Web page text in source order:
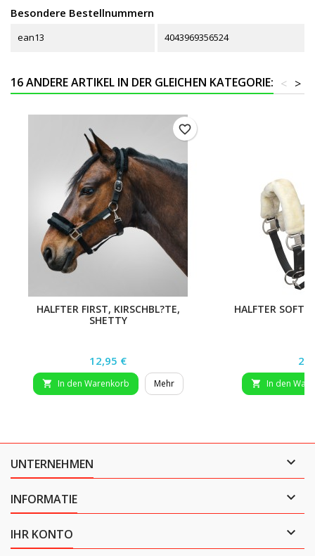
Besondere Bestellnummern
ean13 4043969356524
16 ANDERE ARTIKEL IN DER GLEICHEN KATEGORIE: >
<
HALFTER FIRST, KIRSCHBL?TE,
SHETTY
Preis
12,95 €
 In den Warenkorb Mehr
favorite_border
HALFTER SOFT,
 In den
UNTERNEHMEN 
INFORMATIE 
IHR KONTO 